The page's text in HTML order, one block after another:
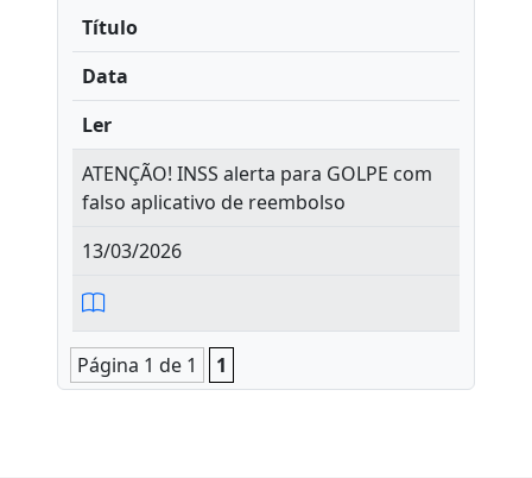
Título
Data
Ler
ATENÇÃO! INSS alerta para GOLPE com
falso aplicativo de reembolso
13/03/2026
Página 1 de 1 1